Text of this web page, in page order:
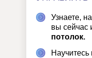
Научитесь
Узнаете,
вы сейчас
потолок.